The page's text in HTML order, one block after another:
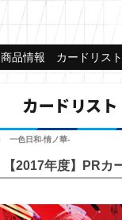
商品情報 カードリスト
カードリスト
一色日和-情ノ華-
【2017年度】PRカ